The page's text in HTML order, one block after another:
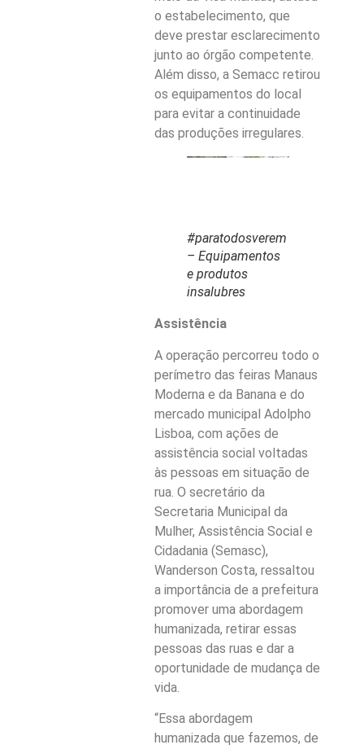
o estabelecimento, que
deve prestar esclarecimento
junto ao órgão competente.
Além disso, a Semacc retirou
os equipamentos do local
para evitar a continuidade
das produções irregulares.
#paratodosverem
– Equipamentos
e produtos
insalubres
Assistência
A operação percorreu todo o
perímetro das feiras Manaus
Moderna e da Banana e do
mercado municipal Adolpho
Lisboa, com ações de
assistência social voltadas
às pessoas em situação de
rua. O secretário da
Secretaria Municipal da
Mulher, Assistência Social e
Cidadania (Semasc),
Wanderson Costa, ressaltou
a importância de a prefeitura
promover uma abordagem
humanizada, retirar essas
pessoas das ruas e dar a
oportunidade de mudança de
vida.
“Essa abordagem
humanizada que fazemos, de